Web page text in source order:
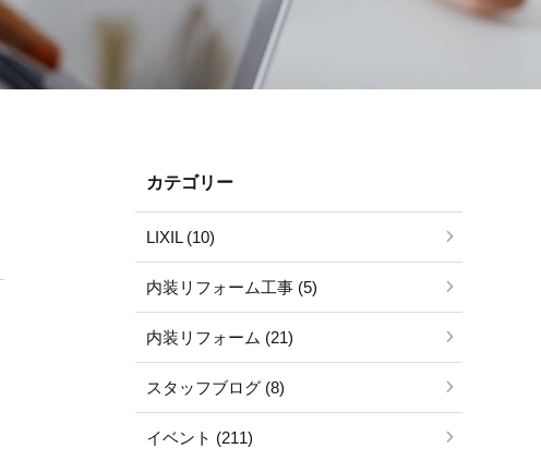
カテゴリー
LIXIL (10)
内装リフォーム工事 (5)
内装リフォーム (21)
スタッフブログ (8)
イベント (211)